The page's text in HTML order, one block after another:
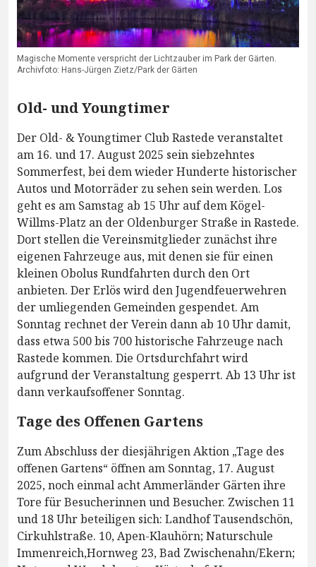
Magische Momente verspricht der Lichtzauber im Park der Gärten.
Archivfoto: Hans-Jürgen Zietz/Park der Gärten
Old- und Youngtimer
Der Old- & Youngtimer Club Rastede veranstaltet
am 16. und 17. August 2025 sein siebzehntes
Sommerfest, bei dem wieder Hunderte historischer
Autos und Motorräder zu sehen sein werden. Los
geht es am Samstag ab 15 Uhr auf dem Kögel-
Willms-Platz an der Oldenburger Straße in Rastede.
Dort stellen die Vereinsmitglieder zunächst ihre
eigenen Fahrzeuge aus, mit denen sie für einen
kleinen Obolus Rundfahrten durch den Ort
anbieten. Der Erlös wird den Jugendfeuerwehren
der umliegenden Gemeinden gespendet. Am
Sonntag rechnet der Verein dann ab 10 Uhr damit,
dass etwa 500 bis 700 historische Fahrzeuge nach
Rastede kommen. Die Ortsdurchfahrt wird
aufgrund der Veranstaltung gesperrt. Ab 13 Uhr ist
dann verkaufsoffener Sonntag.
Tage des Offenen Gartens
Zum Abschluss der diesjährigen Aktion „Tage des
offenen Gartens“ öffnen am Sonntag, 17. August
2025, noch einmal acht Ammerländer Gärten ihre
Tore für Besucherinnen und Besucher. Zwischen 11
und 18 Uhr beteiligen sich: Landhof Tausendschön,
Cirkuhlstraße. 10, Apen-Klauhörn; Naturschule
Immenreich,Hornweg 23, Bad Zwischenahn/Ekern;